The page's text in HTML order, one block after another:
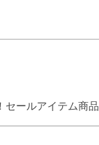
セールアイテム商品